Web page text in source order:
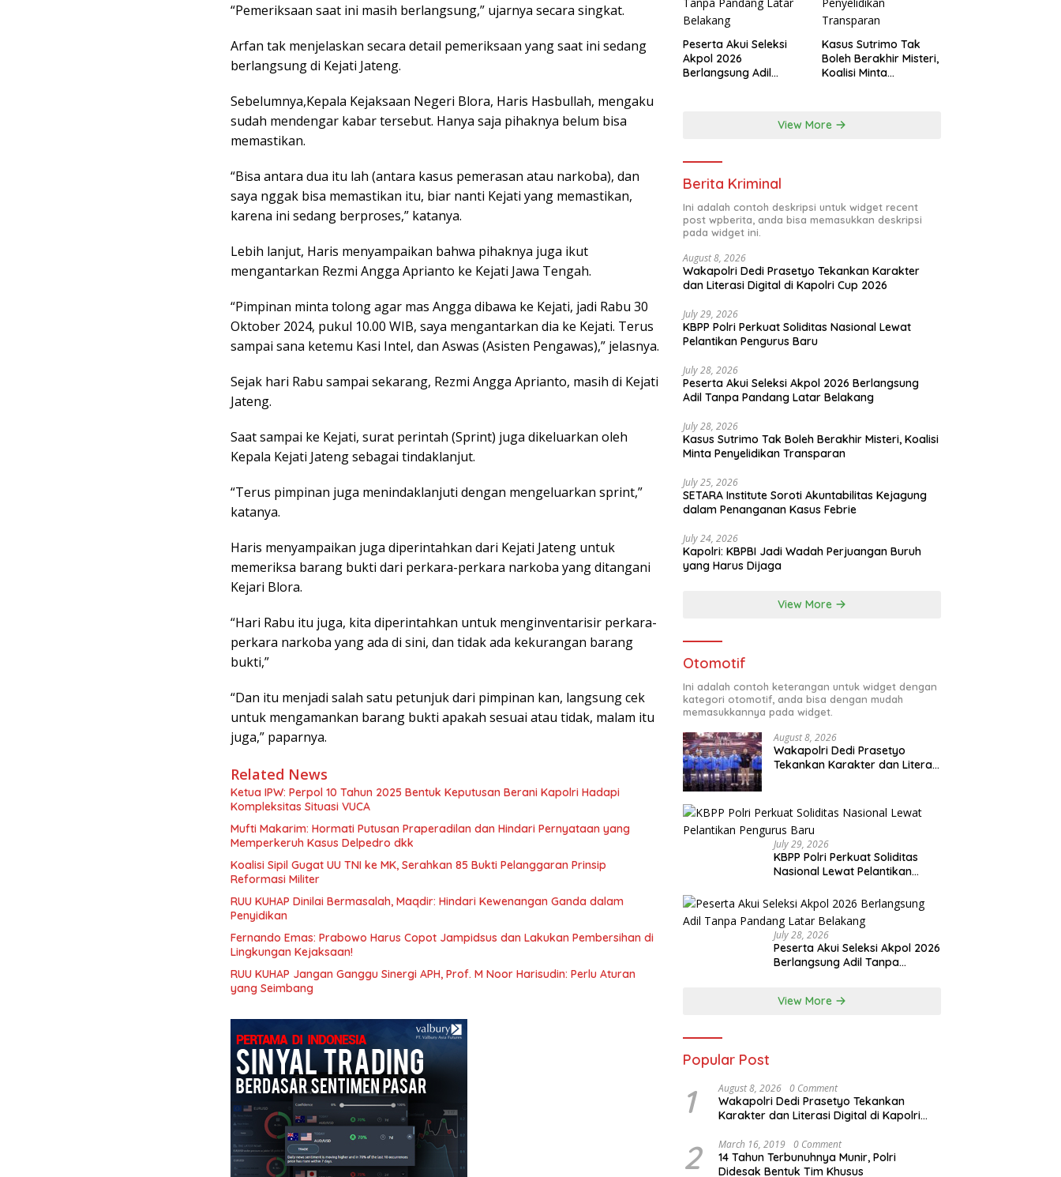
“Pemeriksaan saat ini masih berlangsung,” ujarnya secara singkat.
Arfan tak menjelaskan secara detail pemeriksaan yang saat ini sedang
berlangsung di Kejati Jateng.
Sebelumnya,Kepala Kejaksaan Negeri Blora, Haris Hasbullah, mengaku
sudah mendengar kabar tersebut. Hanya saja pihaknya belum bisa
memastikan.
“Bisa antara dua itu lah (antara kasus pemerasan atau narkoba), dan
saya nggak bisa memastikan itu, biar nanti Kejati yang memastikan,
karena ini sedang berproses,” katanya.
Lebih lanjut, Haris menyampaikan bahwa pihaknya juga ikut
mengantarkan Rezmi Angga Aprianto ke Kejati Jawa Tengah.
“Pimpinan minta tolong agar mas Angga dibawa ke Kejati, jadi Rabu 30
Oktober 2024, pukul 10.00 WIB, saya mengantarkan dia ke Kejati. Terus
sampai sana ketemu Kasi Intel, dan Aswas (Asisten Pengawas),” jelasnya.
Sejak hari Rabu sampai sekarang, Rezmi Angga Aprianto, masih di Kejati
Jateng.
Saat sampai ke Kejati, surat perintah (Sprint) juga dikeluarkan oleh
Kepala Kejati Jateng sebagai tindaklanjut.
“Terus pimpinan juga menindaklanjuti dengan mengeluarkan sprint,”
katanya.
Haris menyampaikan juga diperintahkan dari Kejati Jateng untuk
memeriksa barang bukti dari perkara-perkara narkoba yang ditangani
Kejari Blora.
“Hari Rabu itu juga, kita diperintahkan untuk menginventarisir perkara-
perkara narkoba yang ada di sini, dan tidak ada kekurangan barang
bukti,”
“Dan itu menjadi salah satu petunjuk dari pimpinan kan, langsung cek
untuk mengamankan barang bukti apakah sesuai atau tidak, malam itu
juga,” paparnya.
Related News
Ketua IPW: Perpol 10 Tahun 2025 Bentuk Keputusan Berani Kapolri Hadapi
Kompleksitas Situasi VUCA
Mufti Makarim: Hormati Putusan Praperadilan dan Hindari Pernyataan yang
Memperkeruh Kasus Delpedro dkk
Koalisi Sipil Gugat UU TNI ke MK, Serahkan 85 Bukti Pelanggaran Prinsip
Reformasi Militer
RUU KUHAP Dinilai Bermasalah, Maqdir: Hindari Kewenangan Ganda dalam
Penyidikan
Fernando Emas: Prabowo Harus Copot Jampidsus dan Lakukan Pembersihan di
Lingkungan Kejaksaan!
RUU KUHAP Jangan Ganggu Sinergi APH, Prof. M Noor Harisudin: Perlu Aturan
yang Seimbang
Peserta Akui Seleksi
Akpol 2026
Berlangsung Adil
Kasus Sutrimo Tak
Boleh Berakhir Misteri,
Koalisi Minta
View More
Berita Kriminal
Ini adalah contoh deskripsi untuk widget recent
post wpberita, anda bisa memasukkan deskripsi
pada widget ini.
August 8, 2026
Wakapolri Dedi Prasetyo Tekankan Karakter
dan Literasi Digital di Kapolri Cup 2026
July 29, 2026
KBPP Polri Perkuat Soliditas Nasional Lewat
Pelantikan Pengurus Baru
July 28, 2026
Peserta Akui Seleksi Akpol 2026 Berlangsung
Adil Tanpa Pandang Latar Belakang
July 28, 2026
Kasus Sutrimo Tak Boleh Berakhir Misteri, Koalisi
Minta Penyelidikan Transparan
July 25, 2026
SETARA Institute Soroti Akuntabilitas Kejagung
dalam Penanganan Kasus Febrie
July 24, 2026
Kapolri: KBPBI Jadi Wadah Perjuangan Buruh
yang Harus Dijaga
View More
Otomotif
Ini adalah contoh keterangan untuk widget dengan
kategori otomotif, anda bisa dengan mudah
memasukkannya pada widget.
August 8, 2026
Wakapolri Dedi Prasetyo
Tekankan Karakter dan Literasi
July 29, 2026
KBPP Polri Perkuat Soliditas
Nasional Lewat Pelantikan
July 28, 2026
Peserta Akui Seleksi Akpol 2026
Berlangsung Adil Tanpa
View More
Popular Post
1 August 8, 2026 0 Comment
Wakapolri Dedi Prasetyo Tekankan
Karakter dan Literasi Digital di Kapolri
2 March 16, 2019 0 Comment
14 Tahun Terbunuhnya Munir, Polri
Didesak Bentuk Tim Khusus